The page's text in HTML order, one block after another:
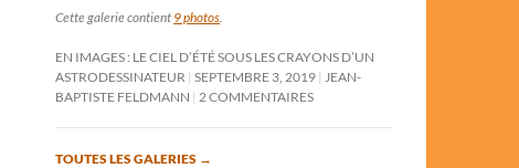
Cette galerie contient 9 photos
EN IMAGES : LE CIEL D’ÉTÉ SOUS LES CRAYONS D’UN
ASTRODESSINATEUR SEPTEMBRE 3, 2019
JEAN-
BAPTISTE FELDMANN
2 COMMENTAIRES
TOUTES LES GALERIES →